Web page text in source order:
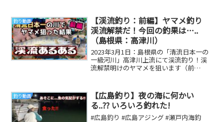
釣り動画
【渓流釣り：前編】ヤマメ釣り
渓流解禁だ！今回の釣果は…..
（島根県：高津川）
2023年3月1日：島根県の「清流日本一の
一級河川」高津川上流にて渓流釣り！渓
流解禁明けのヤマメを狙います（前
釣り動画
【広島釣り】夜の海に何かい
る..?? いろいろ釣れた!
#広島釣り #広島アジング #瀬戸内海釣